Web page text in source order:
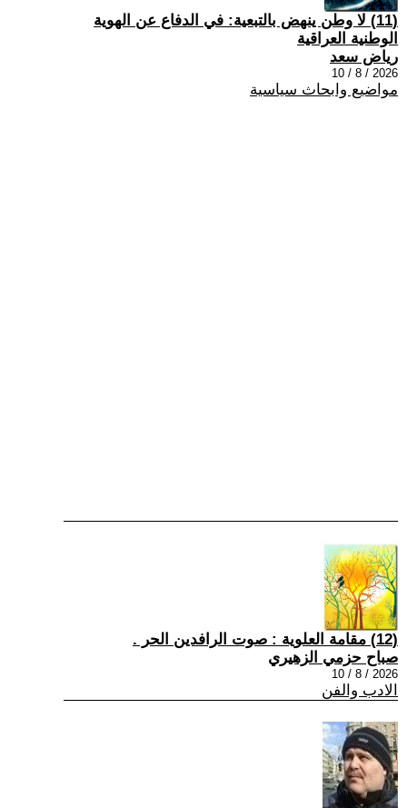
(11) لا وطن ينهض بالتبعية: في الدفاع عن الهوية
الوطنية العراقية
رياض سعد
2026 / 8 / 10
مواضيع وابحاث سياسية
(12) مقامة العلوية : صوت الرافدين الحر .
صباح حزمي الزهيري
2026 / 8 / 10
الادب والفن